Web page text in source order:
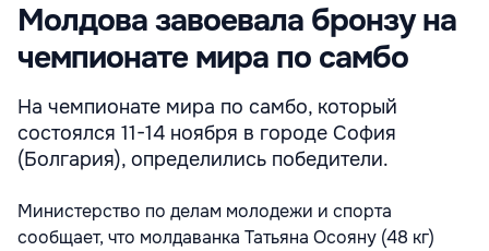
Молдова завоевала бронзу на
чемпионате мира по самбо
На чемпионате мира по самбо, который
состоялся 11-14 ноября в городе София
(Болгария), определились победители.
Министерство по делам молодежи и спорта
сообщает, что молдаванка Татьяна Осояну (48 кг)